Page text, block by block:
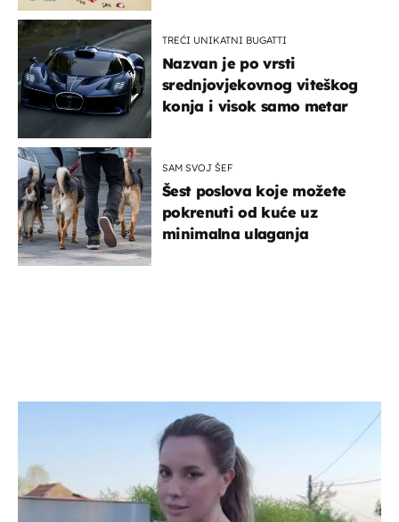
TREĆI UNIKATNI BUGATTI
Nazvan je po vrsti
srednjovjekovnog viteškog
konja i visok samo metar
SAM SVOJ ŠEF
Šest poslova koje možete
pokrenuti od kuće uz
minimalna ulaganja